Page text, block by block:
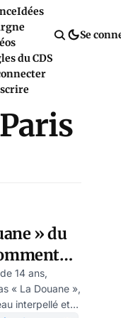
Idées
du CDS
Se
» du
14 ans
en échec
14 ans,
« La Douane »,
interpellé et